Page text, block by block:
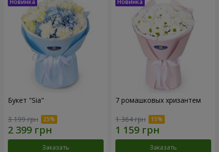
Букет "Sia"
3 199 грн
Заказать
7 ромашковых хризантем
1 364 грн
Заказать